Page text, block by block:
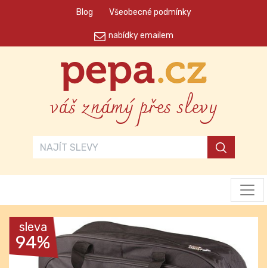
Blog Všeobecné podmínky
nabídky emailem
váš známý přes slevy
sleva
94%